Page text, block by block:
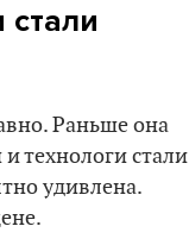
стали
Раньше она
технологи стали
удивлена.